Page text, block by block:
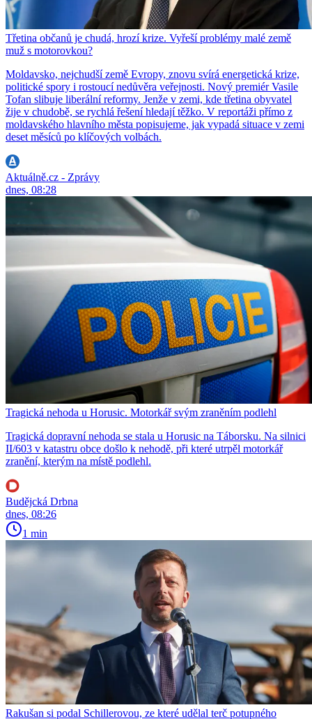
Třetina občanů je chudá, hrozí krize. Vyřeší problémy malé země
muž s motorovkou?
Moldavsko, nejchudší země Evropy, znovu svírá energetická krize,
politické spory i rostoucí nedůvěra veřejnosti. Nový premiér Vasile
Tofan slibuje liberální reformy. Jenže v zemi, kde třetina obyvatel
žije v chudobě, se rychlá řešení hledají těžko. V reportáži přímo z
moldavského hlavního města popisujeme, jak vypadá situace v zemi
deset měsíců po klíčových volbách.
Aktuálně.cz - Zprávy
dnes, 08:28
Tragická nehoda u Horusic. Motorkář svým zraněním podlehl
Tragická dopravní nehoda se stala u Horusic na Táborsku. Na silnici
II/603 v katastru obce došlo k nehodě, při které utrpěl motorkář
zranění, kterým na místě podlehl.
Budějcká Drbna
dnes, 08:26
1 min
Rakušan si podal Schillerovou, ze které udělal terč potupného